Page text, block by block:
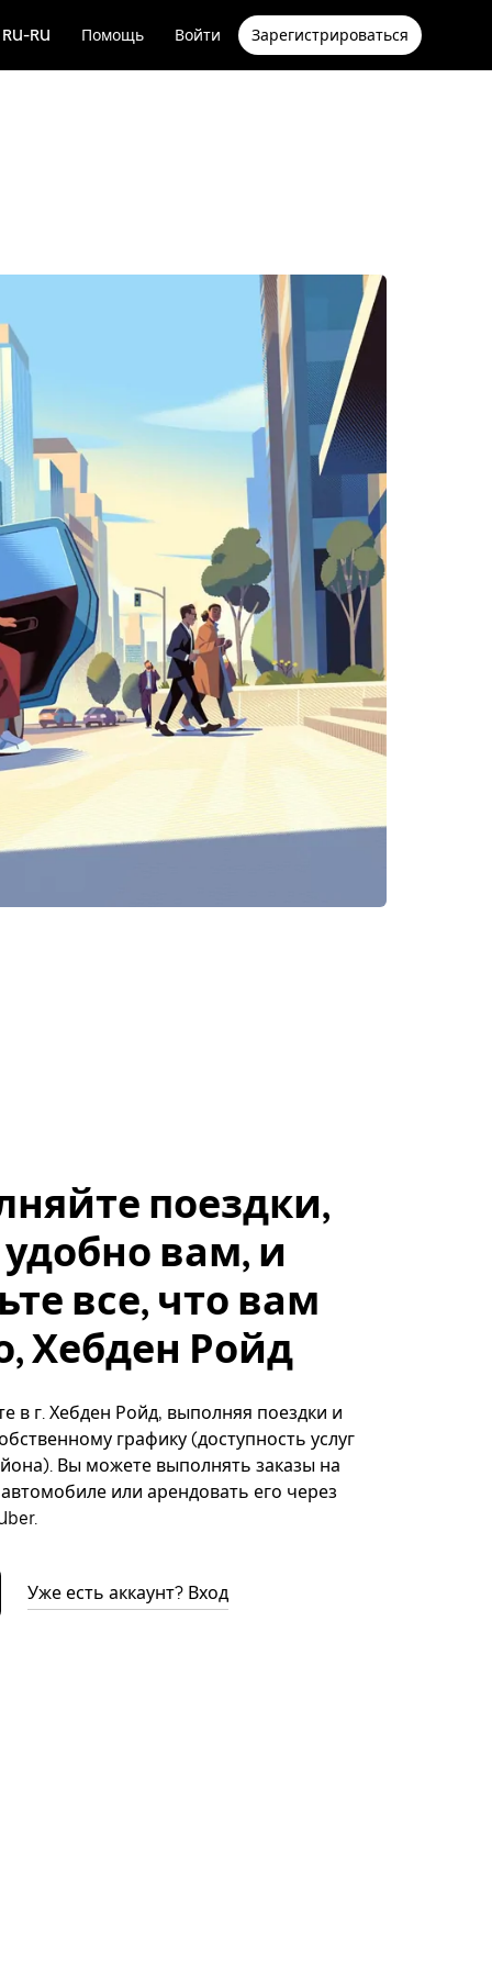
RU-RU Помощь Войти Зарегистрироваться
поездки,
удобно вам, и
все, что вам
Хебден Ройд
в г. Хебден Ройд, выполняя поездки и
графику (доступность услуг
Вы можете выполнять заказы на
или арендовать его через
Уже есть аккаунт? Вход